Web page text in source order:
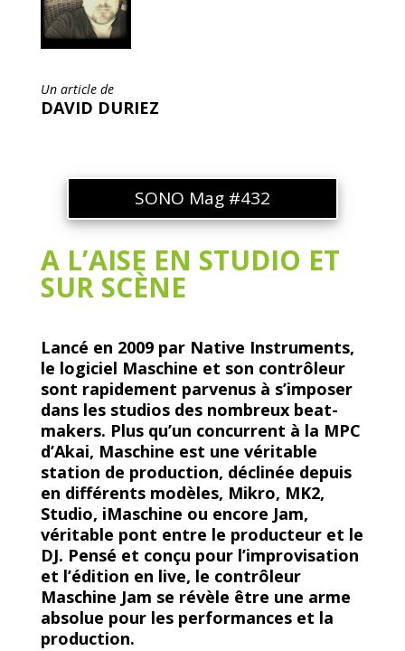
Un article de
DAVID DURIEZ
SONO Mag #432
A L’AISE EN STUDIO ET
SUR SCÈNE
Lancé en 2009 par Native Instruments,
le logiciel Maschine et son contrôleur
sont rapidement parvenus à s’imposer
dans les studios des nombreux beat-
makers. Plus qu’un concurrent à la MPC
d’Akai, Maschine est une véritable
station de production, déclinée depuis
en différents modèles, Mikro, MK2,
Studio, iMaschine ou encore Jam,
véritable pont entre le producteur et le
DJ. Pensé et conçu pour l’improvisation
et l’édition en live, le contrôleur
Maschine Jam se révèle être une arme
absolue pour les performances et la
production.